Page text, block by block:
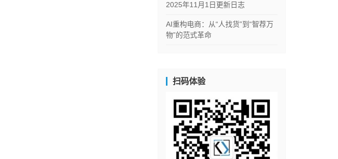
2025年11月1日更新日志
AI重构电商：从“人找货”到“智荐万
物”的范式革命
扫码体验